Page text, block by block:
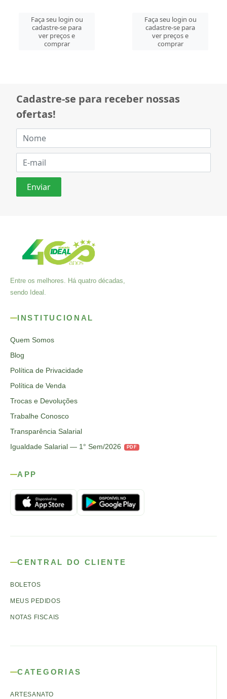
Faça seu login ou
cadastre-se para
ver preços e
comprar
Faça seu login ou
cadastre-se para
ver preços e
comprar
Cadastre-se para receber nossas
ofertas!
Entre os melhores. Há quatro décadas,
sendo Ideal.
INSTITUCIONAL
Quem Somos
Blog
Política de Privacidade
Política de Venda
Trocas e Devoluções
Trabalhe Conosco
Transparência Salarial
Igualdade Salarial — 1° Sem/2026
PDF
APP
CENTRAL DO CLIENTE
BOLETOS
MEUS PEDIDOS
NOTAS FISCAIS
CATEGORIAS
ARTESANATO